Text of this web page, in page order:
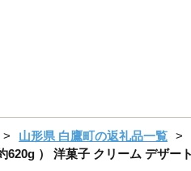
山形県 白鷹町の返礼品一覧
） 洋菓子 クリーム デザー